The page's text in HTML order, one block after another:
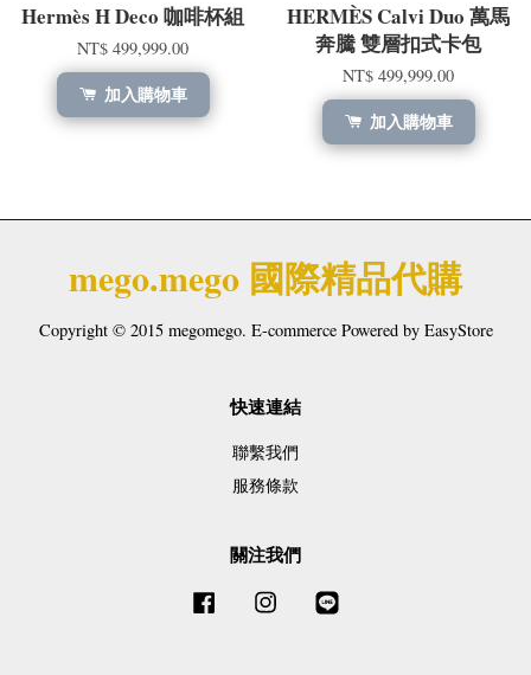
Hermès H Deco 咖啡杯組
NT$ 499,999.00
加入購物車
HERMÈS Calvi Duo 萬馬
奔騰 雙層扣式卡包
NT$ 499,999.00
加入購物車
mego.mego 國際精品代購
Copyright © 2015 megomego. E-commerce Powered by EasyStore
快速連結
聯繫我們
服務條款
關注我們
Facebook Instagram